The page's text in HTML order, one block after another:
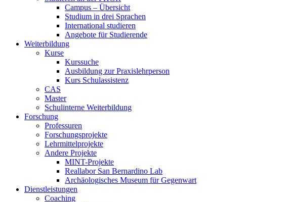
Campus – Übersicht
Studium in drei Sprachen
International studieren
Angebote für Studierende
Weiterbildung
Kurse
Kurssuche
Ausbildung zur Praxislehrperson
Kurs Schulassistenz
CAS
Master
Schulinterne Weiterbildung
Forschung
Professuren
Forschungsprojekte
Lehrmittelprojekte
Andere Projekte
MINT-Projekte
Reallabor San Bernardino Lab
Archäologisches Museum für Gegenwart
Dienstleistungen
Coaching